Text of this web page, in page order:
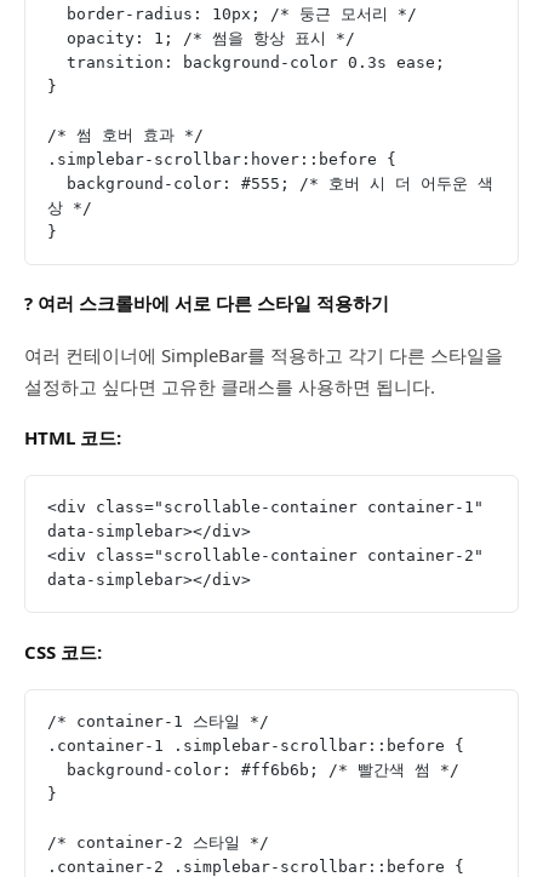
  border-radius: 10px; /* 둥근 모서리 */
  opacity: 1; /* 썸을 항상 표시 */
  transition: background-color 0.3s ease;
}
/* 썸 호버 효과 */
.simplebar-scrollbar:hover::before {
상 */
}
? 여러 스크롤바에 서로 다른 스타일 적용하기
여러 컨테이너에 SimpleBar를 적용하고 각기 다른 스타일을
설정하고 싶다면 고유한 클래스를 사용하면 됩니다.
HTML 코드:
<div class="scrollable-container container-1"
data-simplebar></div>
<div class="scrollable-container container-2"
data-simplebar></div>
CSS 코드:
/* container-1 스타일 */
.container-1 .simplebar-scrollbar::before {
  background-color: #ff6b6b; /* 빨간색 썸 */
}
/* container-2 스타일 */
.container-2 .simplebar-scrollbar::before {